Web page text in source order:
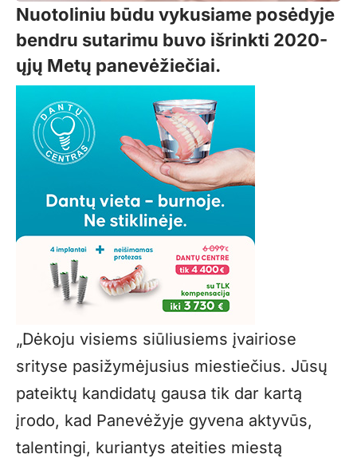
Nuotoliniu būdu vykusiame posėdyje
bendru sutarimu buvo išrinkti 2020-
ųjų Metų panevėžiečiai.
„Dėkoju visiems siūliusiems įvairiose
srityse pasižymėjusius miestiečius. Jūsų
pateiktų kandidatų gausa tik dar kartą
įrodo, kad Panevėžyje gyvena aktyvūs,
talentingi, kuriantys ateities miestą